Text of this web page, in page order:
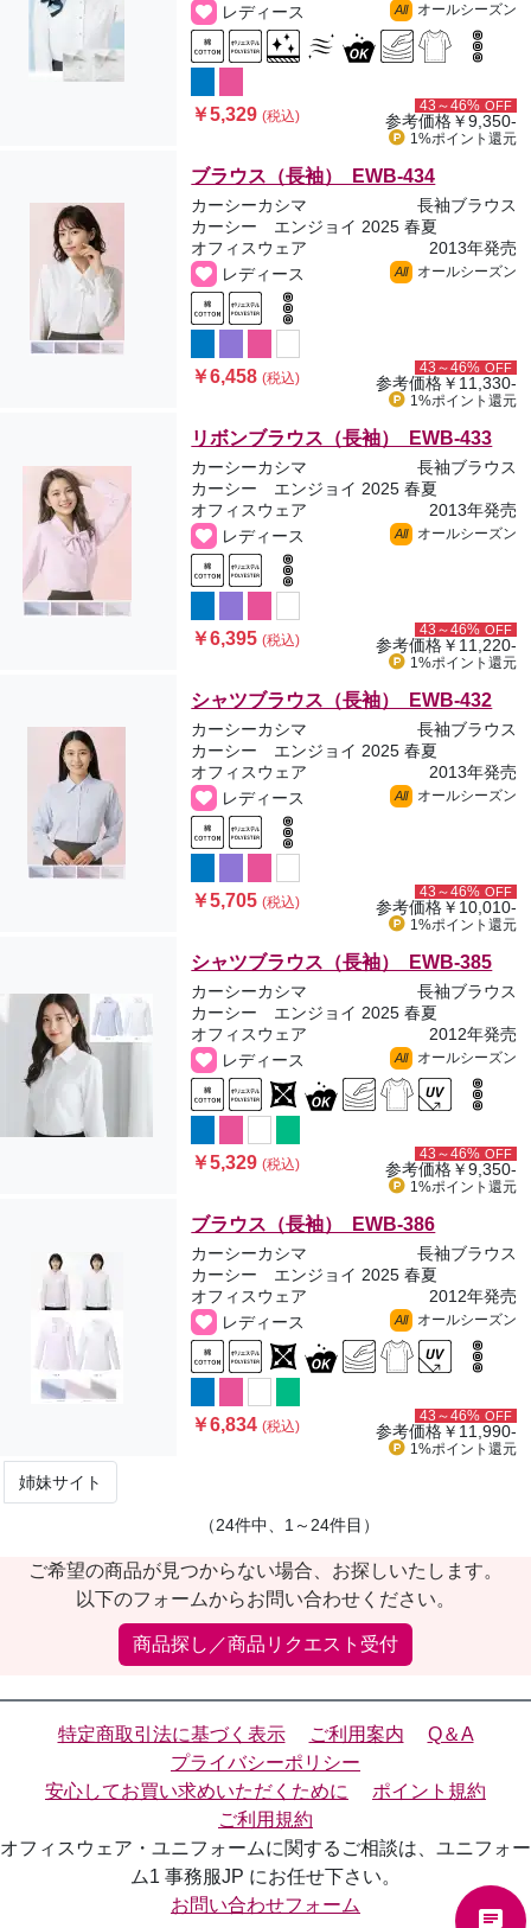
レディース
All オールシーズン
￥5,329(税込)
43～46% OFF
参考価格￥9,350-
1%ポイント 還元
ブラウス（長袖） EWB-434
カーシーカシマ
長袖ブラウス
カーシー エンジョイ 2025 春夏
オフィスウェア
2013年発売
レディース
All オールシーズン
￥6,458(税込)
43～46% OFF
参考価格￥11,330-
1%ポイント 還元
リボンブラウス（長袖） EWB-433
カーシーカシマ
長袖ブラウス
カーシー エンジョイ 2025 春夏
オフィスウェア
2013年発売
レディース
All オールシーズン
￥6,395(税込)
43～46% OFF
参考価格￥11,220-
1%ポイント 還元
シャツブラウス（長袖） EWB-432
カーシーカシマ
長袖ブラウス
カーシー エンジョイ 2025 春夏
オフィスウェア
2013年発売
レディース
All オールシーズン
￥5,705(税込)
43～46% OFF
参考価格￥10,010-
1%ポイント 還元
シャツブラウス（長袖） EWB-385
カーシーカシマ
長袖ブラウス
カーシー エンジョイ 2025 春夏
オフィスウェア
2012年発売
レディース
All オールシーズン
￥5,329(税込)
43～46% OFF
参考価格￥9,350-
1%ポイント 還元
ブラウス（長袖） EWB-386
カーシーカシマ
長袖ブラウス
カーシー エンジョイ 2025 春夏
オフィスウェア
2012年発売
レディース
All オールシーズン
￥6,834(税込)
43～46% OFF
参考価格￥11,990-
1%ポイント 還元
姉妹サイト
（24件中、1～24件目）
ご希望の商品が見つからない場合、お探しいたします。
以下のフォームからお問い合わせください。
商品探し／商品リクエスト受付
特定商取引法に基づく表示 ご利用案内
Q＆A
プライバシーポリシー
安心してお買い求めいただくために
ポイント規約
ご利用規約
オフィスウェア・ユニフォームに関するご相談は、ユニフォー
ム1 事務服JP にお任せ下さい。
お問い合わせフォーム